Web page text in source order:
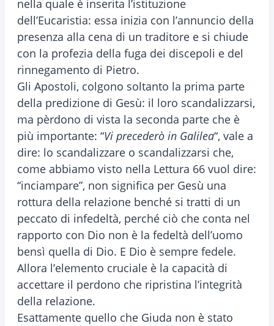
nella quale è inserita l’istituzione
dell’Eucaristia: essa inizia con l’annuncio della
presenza alla cena di un traditore e si chiude
con la profezia della fuga dei discepoli e del
rinnegamento di Pietro.
Gli Apostoli, colgono soltanto la prima parte
della predizione di Gesù: il loro scandalizzarsi,
ma pèrdono di vista la seconda parte che è
più importante: “Vi precederò in Galilea“, vale a
dire: lo scandalizzare o scandalizzarsi che,
come abbiamo visto nella Lettura 66 vuol dire:
“inciampare”, non significa per Gesù una
rottura della relazione benché si tratti di un
peccato di infedeltà, perché ciò che conta nel
rapporto con Dio non è la fedeltà dell’uomo
bensì quella di Dio. E Dio è sempre fedele.
Allora l’elemento cruciale è la capacità di
accettare il perdono che ripristina l’integrità
della relazione.
Esattamente quello che Giuda non è stato